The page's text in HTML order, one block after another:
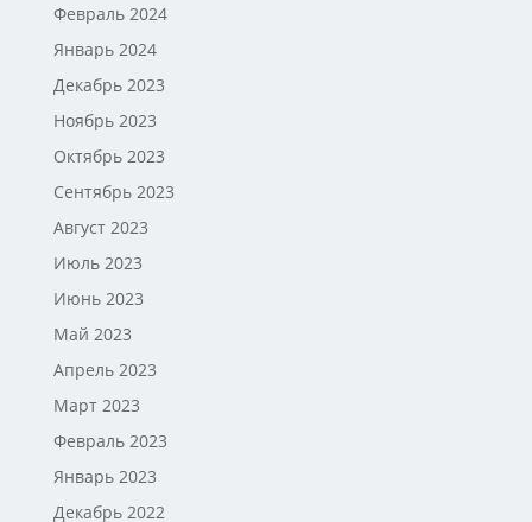
Февраль 2024
Январь 2024
Декабрь 2023
Ноябрь 2023
Октябрь 2023
Сентябрь 2023
Август 2023
Июль 2023
Июнь 2023
Май 2023
Апрель 2023
Март 2023
Февраль 2023
Январь 2023
Декабрь 2022